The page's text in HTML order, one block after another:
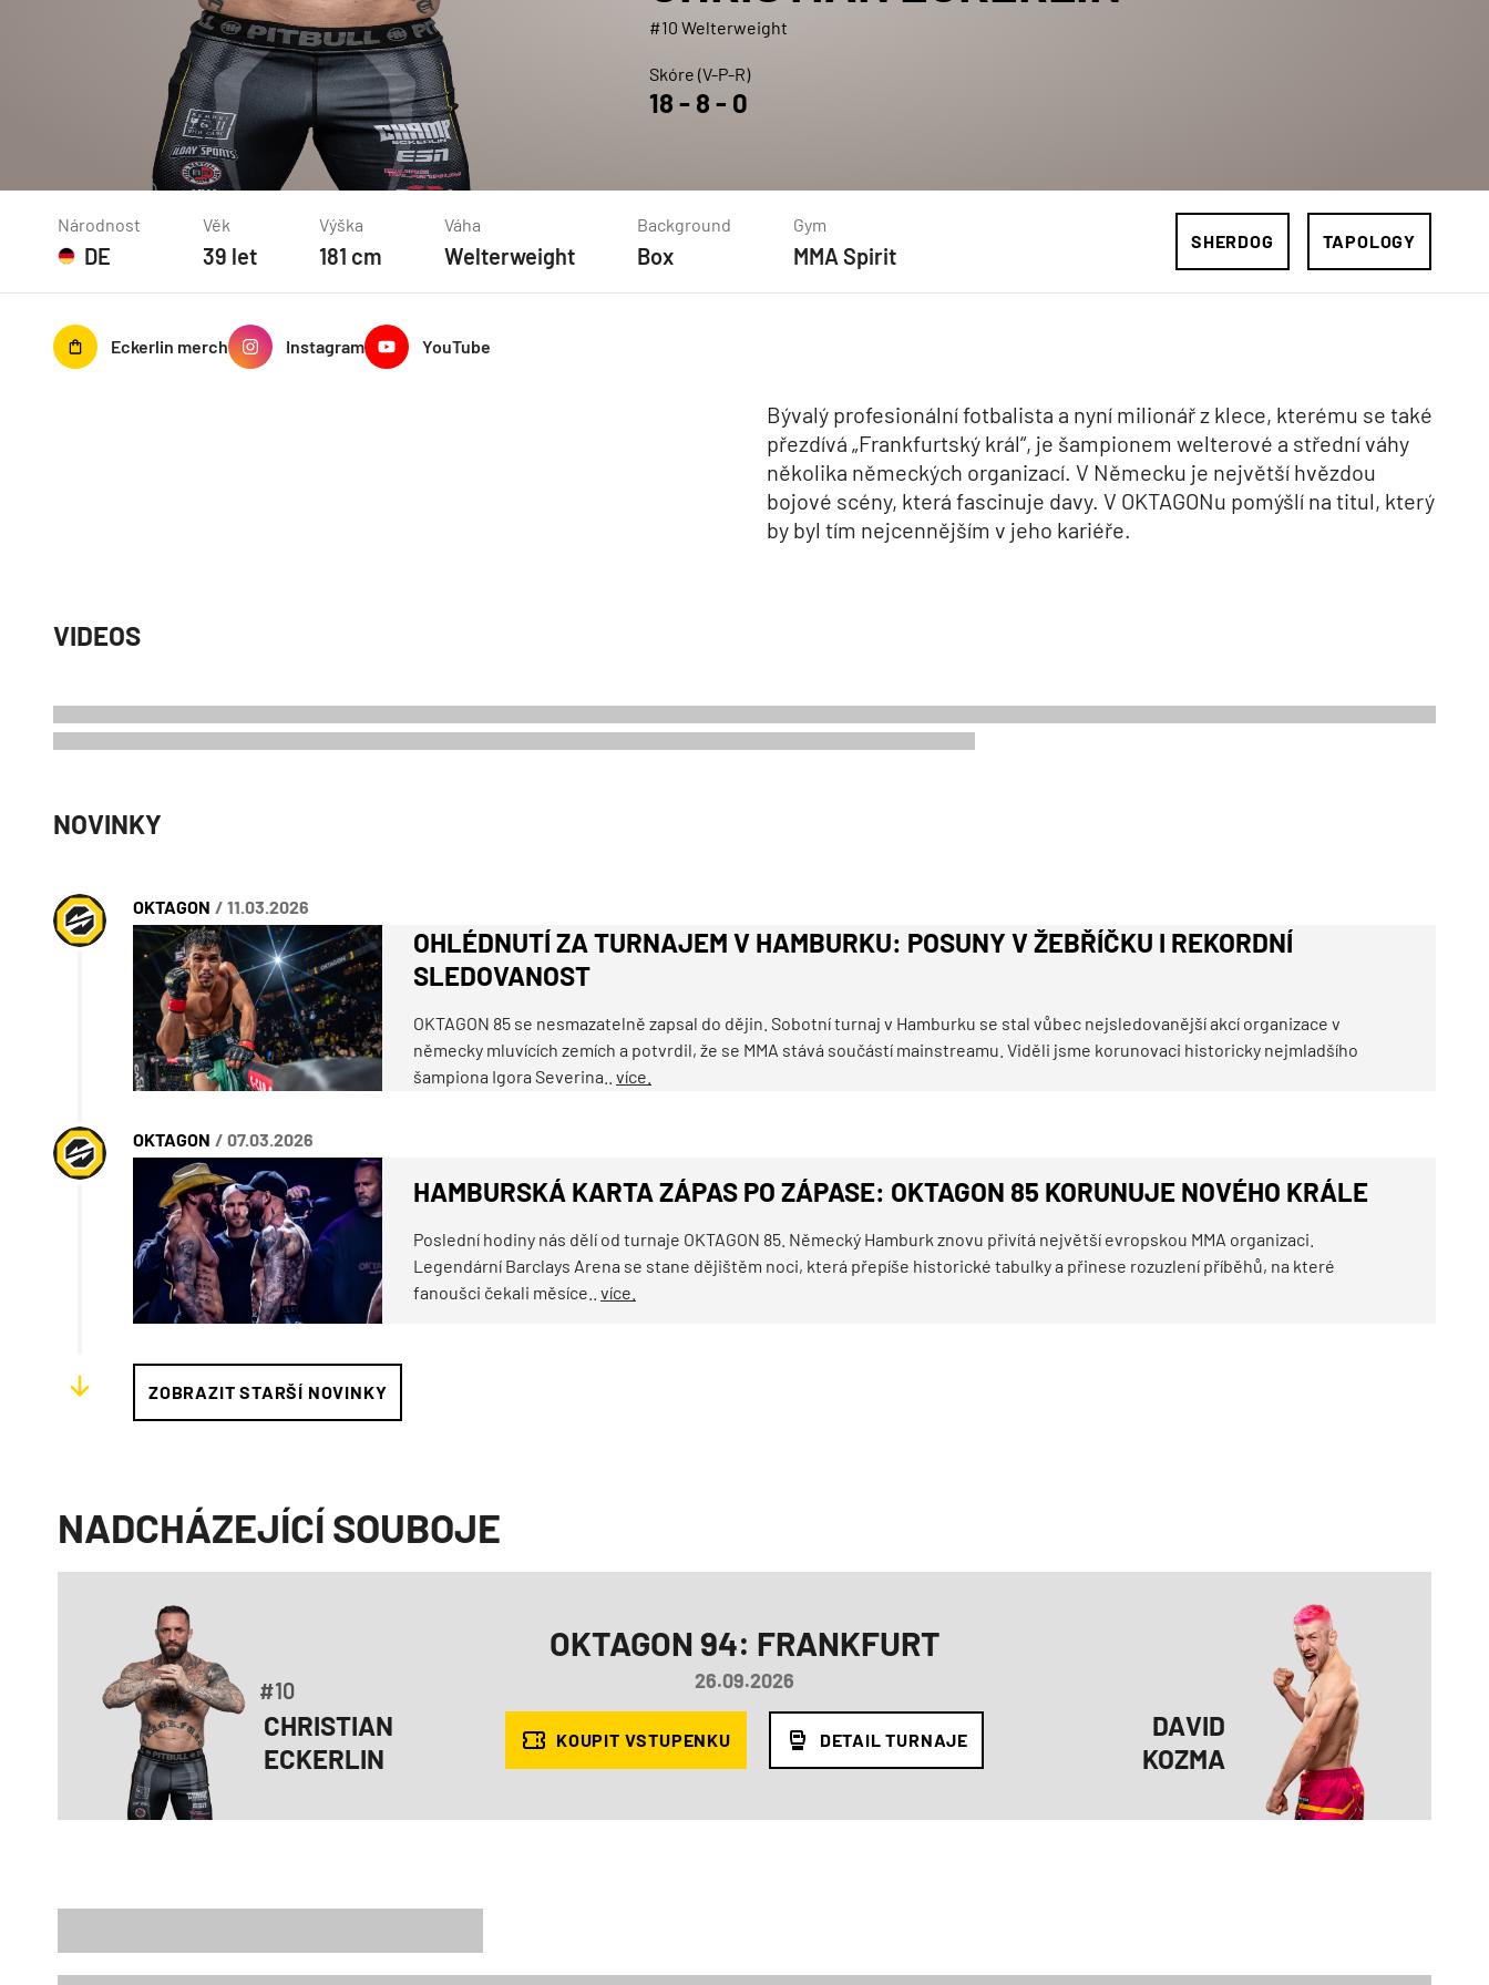
#10 Welterweight
Skóre (V-P-R)
18 - 8 - 0
Národnost
DE
Věk
39 let
Výška
181 cm
Váha
Welterweight
Background
Box
Gym
MMA Spirit
SHERDOG TAPOLOGY
Eckerlin merch Instagram YouTube
Bývalý profesionální fotbalista a nyní milionář z klece, kterému se také
přezdívá „Frankfurtský král“, je šampionem welterové a střední váhy
několika německých organizací. V Německu je největší hvězdou
bojové scény, která fascinuje davy. V OKTAGONu pomýšlí na titul, který
by byl tím nejcennějším v jeho kariéře.
VIDEOS
NOVINKY
OKTAGON / 11.03.2026
OHLÉDNUTÍ ZA TURNAJEM V HAMBURKU: POSUNY V ŽEBŘÍČKU I REKORDNÍ
SLEDOVANOST
OKTAGON 85 se nesmazatelně zapsal do dějin. Sobotní turnaj v Hamburku se stal vůbec nejsledovanější akcí organizace v
německy mluvících zemích a potvrdil, že se MMA stává součástí mainstreamu. Viděli jsme korunovaci historicky nejmladšího
šampiona Igora Severina..
více.
OKTAGON / 07.03.2026
HAMBURSKÁ KARTA ZÁPAS PO ZÁPASE: OKTAGON 85 KORUNUJE NOVÉHO KRÁLE
Poslední hodiny nás dělí od turnaje OKTAGON 85. Německý Hamburk znovu přivítá největší evropskou MMA organizaci.
Legendární Barclays Arena se stane dějištěm noci, která přepíše historické tabulky a přinese rozuzlení příběhů, na které
fanoušci čekali měsíce..
více.
ZOBRAZIT STARŠÍ NOVINKY
NADCHÁZEJÍCÍ SOUBOJE
#10
CHRISTIAN
ECKERLIN
OKTAGON 94: FRANKFURT
26.09.2026
KOUPIT VSTUPENKU DETAIL TURNAJE
DAVID
KOZMA